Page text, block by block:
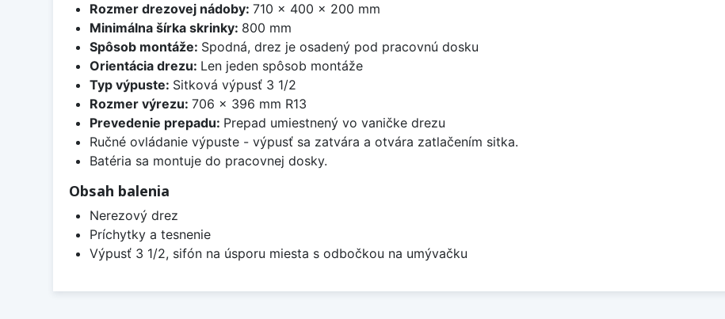
Rozmer drezovej nádoby: 710 x 400 x 200 mm
Minimálna šírka skrinky: 800 mm
Spôsob montáže: Spodná, drez je osadený pod pracovnú dosku
Orientácia drezu: Len jeden spôsob montáže
Typ výpuste: Sitková výpusť 3 1/2
Rozmer výrezu: 706 x 396 mm R13
Prevedenie prepadu: Prepad umiestnený vo vaničke drezu
Ručné ovládanie výpuste - výpusť sa zatvára a otvára zatlačením sitka.
Batéria sa montuje do pracovnej dosky.
Obsah balenia
Nerezový drez
Príchytky a tesnenie
Výpusť 3 1/2, sifón na úsporu miesta s odbočkou na umývačku